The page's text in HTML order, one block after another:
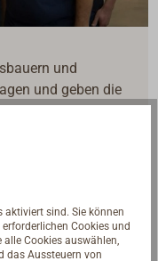
und
und geben die
aktiviert sind. Sie können
Cookies und
Cookies auswählen,
das Aussteuern von